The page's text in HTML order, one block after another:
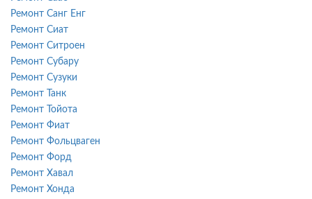
Ремонт Санг Енг
Ремонт Сиат
Ремонт Ситроен
Ремонт Субару
Ремонт Сузуки
Ремонт Танк
Ремонт Тойота
Ремонт Фиат
Ремонт Фольцваген
Ремонт Форд
Ремонт Хавал
Ремонт Хонда